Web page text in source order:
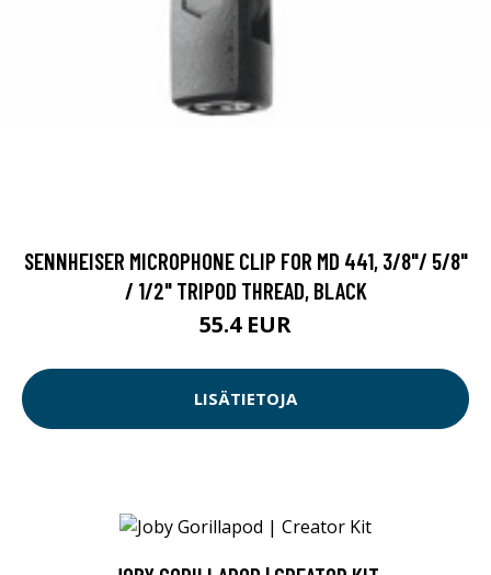
SENNHEISER MICROPHONE CLIP FOR MD 441, 3/8"/ 5/8"
/ 1/2" TRIPOD THREAD, BLACK
55.4 EUR
LISÄTIETOJA